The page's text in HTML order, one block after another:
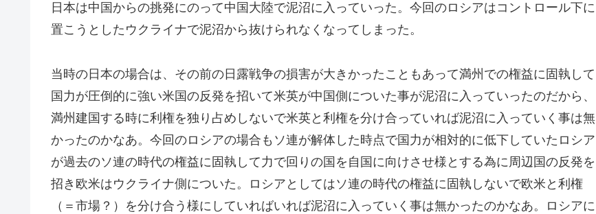
日本は中国からの挑発にのって中国大陸で泥沼に入っていった。今回のロシアはコントロール下に
置こうとしたウクライナで泥沼から抜けられなくなってしまった。
当時の日本の場合は、その前の日露戦争の損害が大きかったこともあって満州での権益に固執して
国力が圧倒的に強い米国の反発を招いて米英が中国側についた事が泥沼に入っていったのだから、
満州建国する時に利権を独り占めしないで米英と利権を分け合っていれば泥沼に入っていく事は無
かったのかなあ。今回のロシアの場合もソ連が解体した時点で国力が相対的に低下していたロシア
が過去のソ連の時代の権益に固執して力で回りの国を自国に向けさせ様とする為に周辺国の反発を
招き欧米はウクライナ側についた。ロシアとしてはソ連の時代の権益に固執しないで欧米と利権
（＝市場？）を分け合う様にしていればいれば泥沼に入っていく事は無かったのかなあ。ロシアに